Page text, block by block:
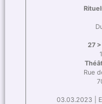
27
Rue
03.03.2023 |